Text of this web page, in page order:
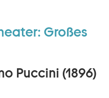
Großes
Puccini (1896)